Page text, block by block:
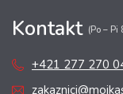
Kontakt (Po –
+421 277 270